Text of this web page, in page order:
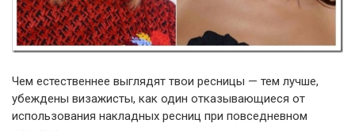
Чем естественнее выглядят твои ресницы — тем лучше,
убеждены визажисты, как один отказывающиеся от
использования накладных ресниц при повседневном